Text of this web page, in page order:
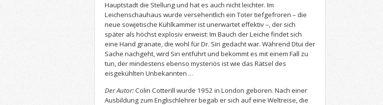
Hauptstadt die Stellung und hat es auch nicht leichter. Im
Leichenschauhaus wurde versehentlich ein Toter tiefgefroren – die
neue sowjetische Kühlkammer ist unerwartet effektiv –, der sich
später als höchst explosiv erweist: Im Bauch der Leiche findet sich
eine Hand granate, die wohl für Dr. Siri gedacht war. Während Dtui der
Sache nachgeht, wird Siri entführt und bekommt es mit einem Fall zu
tun, der mindestens ebenso mysteriös ist wie das Rätsel des
eisgekühlten Unbekannten …
Der Autor:Colin Cotterill wurde 1952 in London geboren. Nach einer
Ausbildung zum Englischlehrer begab er sich auf eine Weltreise, die